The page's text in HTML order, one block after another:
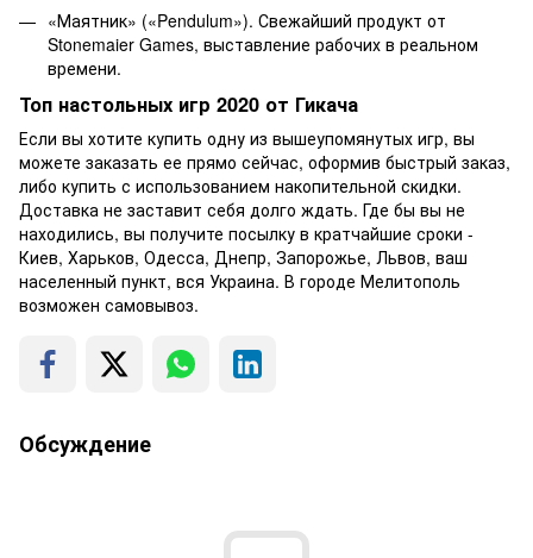
«Маятник» («Pendulum»). Свежайший продукт от
Stonemaier Games, выставление рабочих в реальном
времени.
Топ настольных игр 2020 от Гикача
Если вы хотите купить одну из вышеупомянутых игр, вы
можете заказать ее прямо сейчас, оформив быстрый заказ,
либо купить с использованием накопительной скидки.
Доставка не заставит себя долго ждать. Где бы вы не
находились, вы получите посылку в кратчайшие сроки -
Киев, Харьков, Одесса, Днепр, Запорожье, Львов, ваш
населенный пункт, вся Украина. В городе Мелитополь
возможен самовывоз.
Обсуждение